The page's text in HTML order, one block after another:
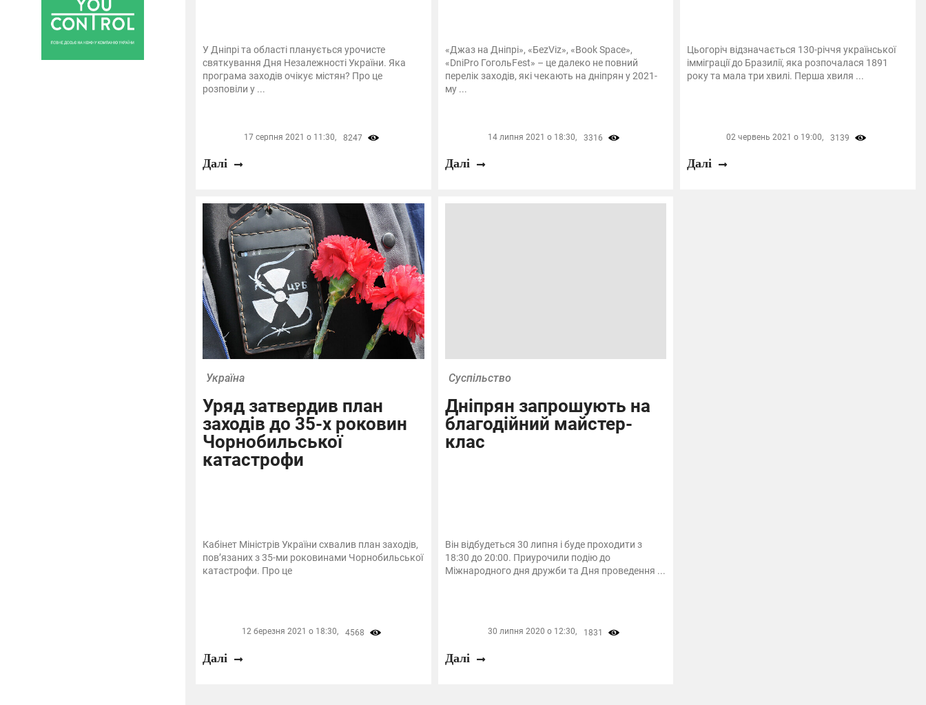
У Дніпрі та області планується урочисте
святкування Дня Незалежності України. Яка
програма заходів очікує містян? Про це
розповіли у ...
17 серпня 2021 о 11:30, 8247
Далі
«Джаз на Дніпрі», «БеzViz», «Book Space»,
«DniPro ГогольFest» – це далеко не повний
перелік заходів, які чекають на дніпрян у 2021-
му ...
14 липня 2021 о 18:30, 3316
Далі
Цьогоріч відзначається 130-річчя української
імміграції до Бразилії, яка розпочалася 1891
року та мала три хвилі. Перша хвиля ...
02 червень 2021 о 19:00, 3139
Далі
Україна
Уряд затвердив план
заходів до 35-х роковин
Чорнобильської
катастрофи
Кабінет Міністрів України схвалив план заходів,
пов’язаних з 35-ми роковинами Чорнобильської
катастрофи. Про це
12 березня 2021 о 18:30, 4568
Далі
Суспільство
Дніпрян запрошують на
благодійний майстер-
клас
Він відбудеться 30 липня і буде проходити з
18:30 до 20:00. Приурочили подію до
Міжнародного дня дружби та Дня проведення ...
30 липня 2020 о 12:30, 1831
Далі